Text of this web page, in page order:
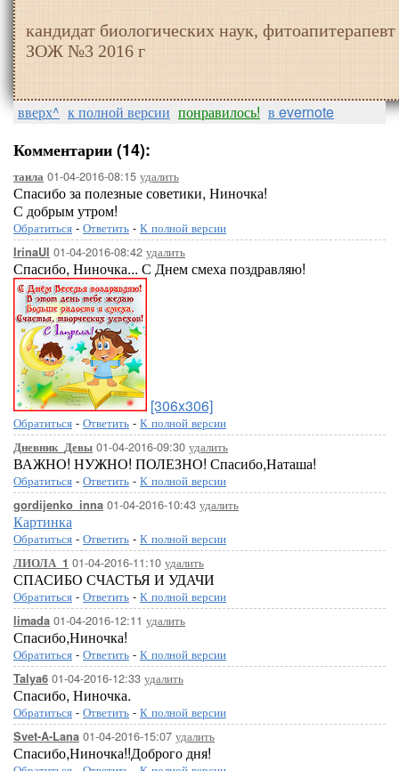
кандидат биологических наук,
ЗОЖ №3 2016 г
вверх^ к полной версии понравилось! в evernote
Комментарии (14):
таила 01-04-2016-08:15 удалить
Спасибо за полезные советики, Ниночка!
С добрым утром!
Обратиться - Ответить - К полной версии
IrinaUl 01-04-2016-08:42 удалить
Спасибо, Ниночка... С Днем смеха поздравляю!
[306x306]
Обратиться - Ответить - К полной версии
Дневник_Девы 01-04-2016-09:30 удалить
ВАЖНО! НУЖНО! ПОЛЕЗНО! Спасибо,Наташа!
Обратиться - Ответить - К полной версии
gordijenko_inna 01-04-2016-10:43 удалить
Картинка
Обратиться - Ответить - К полной версии
ЛИОЛА_1 01-04-2016-11:10 удалить
СПАСИБО СЧАСТЬЯ И УДАЧИ
Обратиться - Ответить - К полной версии
limada 01-04-2016-12:11 удалить
Спасибо,Ниночка!
Обратиться - Ответить - К полной версии
Talya6 01-04-2016-12:33 удалить
Спасибо, Ниночка.
Обратиться - Ответить - К полной версии
Svet-A-Lana 01-04-2016-15:07 удалить
Спасибо,Ниночка!!Доброго дня!